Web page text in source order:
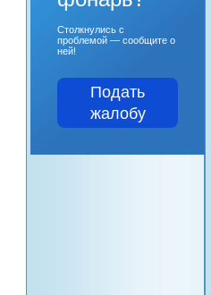
Столкнулись с
проблемой — сообщите о
ней!
Подать
жалобу